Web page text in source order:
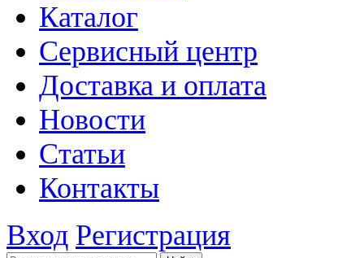
Каталог
Сервисный центр
Доставка и оплата
Новости
Статьи
Контакты
Вход Регистрация